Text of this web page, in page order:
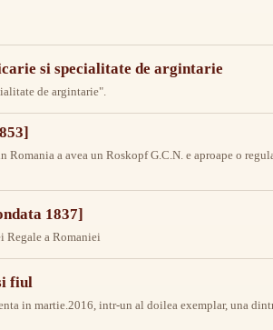
si specialitate de argintarie
de argintarie".
a avea un Roskopf G.C.N. e aproape o
1837]
Regale a Romaniei
fiul
in martie.2016, intr-un al doilea exemplar, una